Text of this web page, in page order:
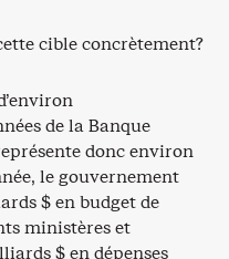
cible concrètement?
de la Banque
donc environ
le gouvernement
$ en budget de
ministères et
$ en dépenses